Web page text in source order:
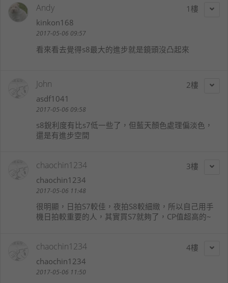
1
Andy
kinkon168
2017-05-06 09:57
看來看去覺得s8最大的進步就是鏡頭沒凸起來
2
John
asdf1041
2017-05-06 09:58
s8銳利度有比s7低一些了，但藍天顏色處理偏淡色，
還是有進步空間
3
chaochin1234
chaochin1234
2017-05-06 11:48
很明顯，日拍S7較佳，夜拍S8較細緻，所以自己用手
機日拍較重要的人，其實買S7就夠了，CP值超高的~
4
chaochin1234
chaochin1234
2017-05-06 11:50